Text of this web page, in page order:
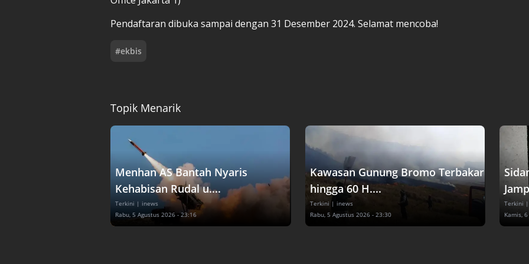
Pendaftaran dibuka sampai dengan 31 Desember 2024. Selamat mencoba!
#ekbis
Topik Menarik
Menhan AS Bantah Nyaris
Kehabisan Rudal u....
Terkini | inews
Rabu, 5 Agustus 2026 - 23:16
Kawasan Gunung Bromo Terbakar
hingga 60 H....
Terkini | inews
Rabu, 5 Agustus 2026 - 23:30
Terkini
Kamis,